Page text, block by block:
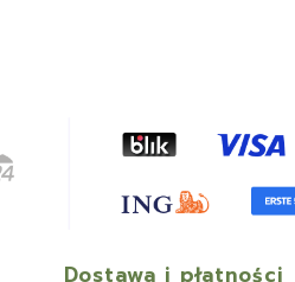
Dostawa i płatności